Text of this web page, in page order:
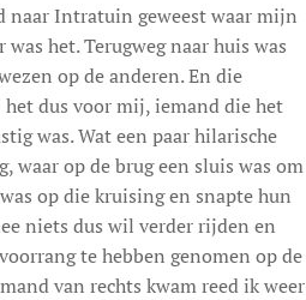
naar Intratuin geweest waar mijn
het. Terugweg naar huis was
op de anderen. En die
dus voor mij, iemand die het
was. Wat een paar hilarische
waar op de brug een sluis was om
op die kruising en snapte hun
niets dus wil verder rijden en
te hebben genomen op de
van rechts kwam reed ik weer